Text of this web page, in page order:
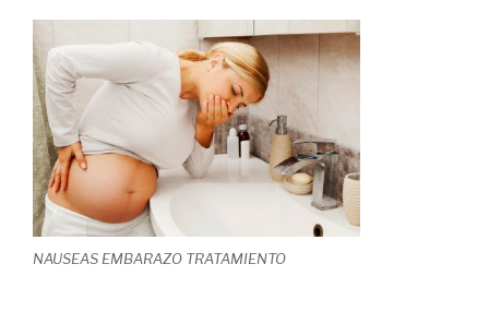
NAUSEAS EMBARAZO TRATAMIENTO